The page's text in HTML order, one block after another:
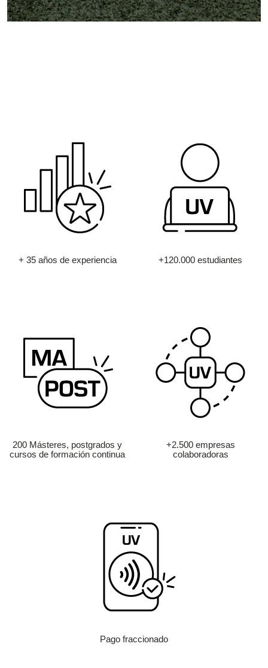
+ 35 años de experiencia +120.000 estudiantes
200 Másteres, postgrados y
cursos de formación continua
+2.500 empresas
colaboradoras
Pago fraccionado